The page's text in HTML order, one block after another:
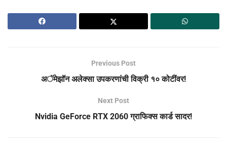
Previous Post
अॅमेझॉन अलेक्सा उपकरणांची विक्री १० कोटींवर!
Next Post
Nvidia GeForce RTX 2060 ग्राफिक्स कार्ड सादर!